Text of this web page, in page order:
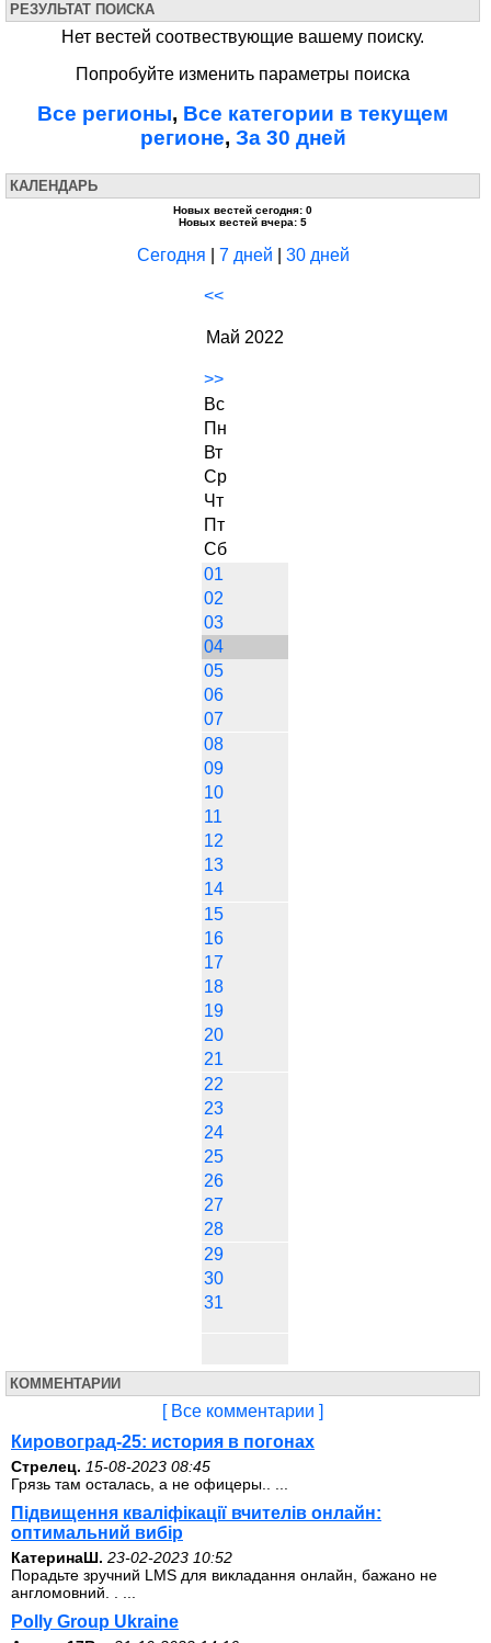
РЕЗУЛЬТАТ ПОИСКА
Нет вестей соотвествующие вашему поиску.
Попробуйте изменить параметры поиска
Все регионы, Все категории в текущем
регионе, За 30 дней
КАЛЕНДАРЬ
Новых вестей сегодня: 0
Новых вестей вчера: 5
Сегодня 7 дней 30 дней
<<
Май 2022
>>
Вс
Пн
Вт
Ср
Чт
Пт
Сб
01
02
03
04
05
06
07
08
09
10
11
12
13
14
15
16
17
18
19
20
21
22
23
24
25
26
27
28
29
30
31
КОММЕНТАРИИ
[ Все комментарии ]
Кировоград-25: история в погонах
Стрелец. 15-08-2023 08:45
Грязь там осталась, а не офицеры.. ...
Підвищення кваліфікації вчителів онлайн:
оптимальний вибір
КатеринаШ. 23-02-2023 10:52
Порадьте зручний LMS для викладання онлайн, бажано не
англомовний. . ...
Polly Group Ukraine